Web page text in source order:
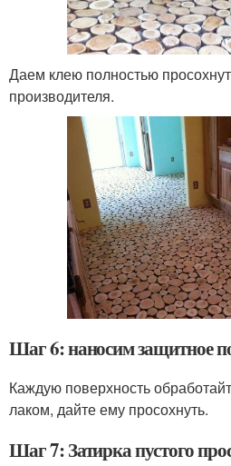
Даем клею полностью
производителя.
Шаг 6: наносим защитное
Каждую поверхность
лаком, дайте ему просохнуть.
Шаг 7: Затирка пустого